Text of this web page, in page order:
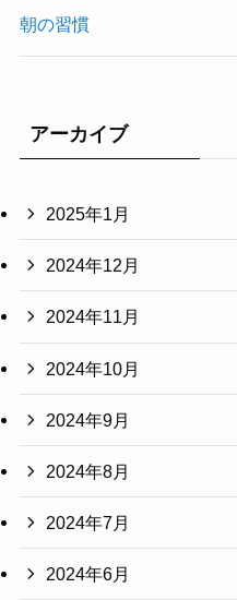
朝の習慣
アーカイブ
2025年1月
2024年12月
2024年11月
2024年10月
2024年9月
2024年8月
2024年7月
2024年6月